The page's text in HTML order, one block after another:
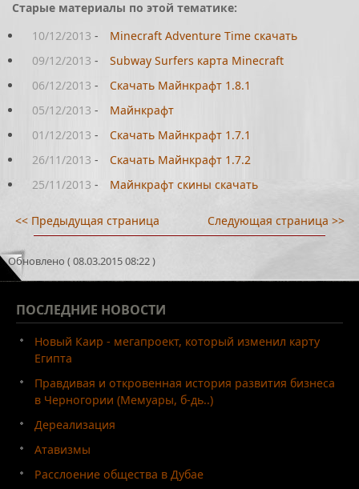
Старые материалы по этой тематике:
10/12/2013 -
Minecraft Adventure Time скачать
09/12/2013 -
Subway Surfers карта Minecraft
06/12/2013 -
Скачать Майнкрафт 1.8.1
05/12/2013 -
Майнкрафт
01/12/2013 -
Скачать Майнкрафт 1.7.1
26/11/2013 -
Скачать Майнкрафт 1.7.2
25/11/2013 - Майнкрафт скины скачать
<< Предыдущая страница Следующая страница >>
Обновлено ( 08.03.2015 08:22 )
ПОСЛЕДНИЕ НОВОСТИ
Новый Каир - мегапроект, который изменил карту
Египта
Правдивая и откровенная история развития бизнеса
в Черногории (Мемуары, б-дь..)
Дереализация
Атавизмы
Расслоение общества в Дубае